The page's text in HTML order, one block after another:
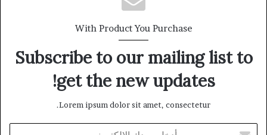
With Product You Purchase
Subscribe to our mailing list to
get the new updates!
Lorem ipsum dolor sit amet, consectetur.